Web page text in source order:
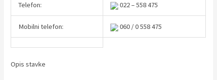
Telefon: 022 – 558 475
Mobilni telefon: 060 / 0 558 475
Opis stavke